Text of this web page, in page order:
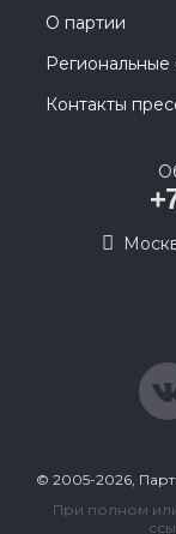
О партии
Региональные
Контакты
© 2005-2026,
При полном